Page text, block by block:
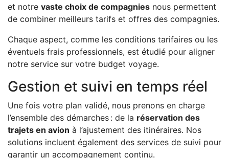
et notre vaste choix de compagnies nous permettent
de combiner meilleurs tarifs et offres des compagnies.
Chaque aspect, comme les conditions tarifaires ou les
éventuels frais professionnels, est étudié pour aligner
notre service sur votre budget voyage.
Gestion et suivi en temps réel
Une fois votre plan validé, nous prenons en charge
l’ensemble des démarches : de la réservation des
trajets en avion à l’ajustement des itinéraires. Nos
solutions incluent également des services de suivi pour
garantir un accompagnement continu.